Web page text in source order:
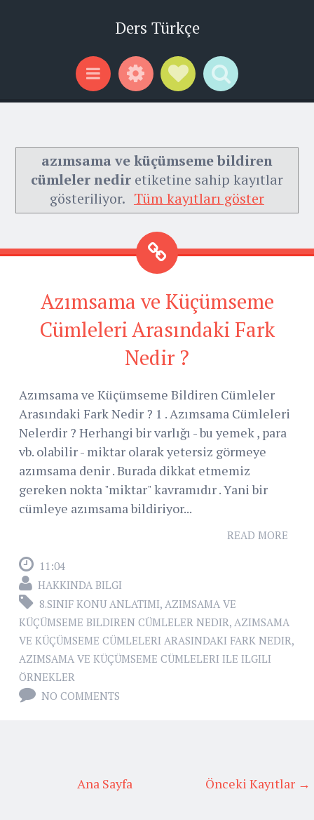
Ders Türkçe
Menu WidgetsSocial Links
Search
azımsama ve küçümseme bildiren
cümleler nedir etiketine sahip kayıtlar
gösteriliyor. Tüm kayıtları göster
Azımsama ve Küçümseme
Cümleleri Arasındaki Fark
Nedir ?
Azımsama ve Küçümseme Bildiren Cümleler
Arasındaki Fark Nedir ? 1 . Azımsama Cümleleri
Nelerdir ? Herhangi bir varlığı - bu yemek , para
vb. olabilir - miktar olarak yetersiz görmeye
azımsama denir . Burada dikkat etmemiz
gereken nokta "miktar" kavramıdır . Yani bir
cümleye azımsama bildiriyor...
READ MORE
11:04
HAKKINDA BILGI
8.SINIF KONU ANLATIMI, AZIMSAMA VE
KÜÇÜMSEME BILDIREN CÜMLELER NEDIR, AZIMSAMA
VE KÜÇÜMSEME CÜMLELERI ARASINDAKI FARK NEDIR,
AZIMSAMA VE KÜÇÜMSEME CÜMLELERI ILE ILGILI
ÖRNEKLER
NO COMMENTS
Önceki Kayıtlar →
Ana Sayfa